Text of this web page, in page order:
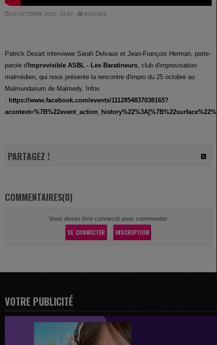
13 OCTOBRE 2025 - 23:07 - 821VUES
Patrick Desart interviewe Sarah Delvaux et Jean-François Herman, porte-
parole d' Improvisible ASBL - Les Baratineurs, club d'improvisation
malmédien, qui nous présente la rencontre d'impro du 25 octobre au
Malmundarium de Malmedy. Infos
: https://www.facebook.com/events/1112854837038165?
PARTAGEZ !
COMMENTAIRES(0)
Vous devez être connecté pour commenter
SE CONNECTER INSCRIPTION
VOTRE PUBLICITÉ